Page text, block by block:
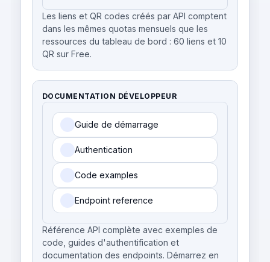
Les liens et QR codes créés par API comptent
dans les mêmes quotas mensuels que les
ressources du tableau de bord : 60 liens et 10
QR sur Free.
DOCUMENTATION DÉVELOPPEUR
Guide de démarrage
Authentication
Code examples
Endpoint reference
Référence API complète avec exemples de
code, guides d'authentification et
documentation des endpoints. Démarrez en